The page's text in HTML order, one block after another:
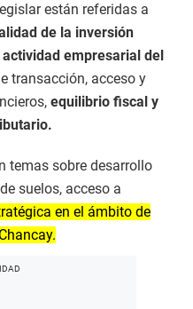
están referidas a
de la inversión
empresarial del
transacción, acceso y
equilibrio fiscal y
temas sobre desarrollo
suelos, acceso a
en el ámbito de